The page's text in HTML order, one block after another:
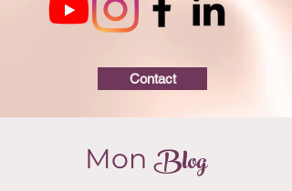
Contact
MonBlog